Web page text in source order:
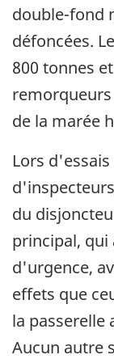
double-fond
défoncées.
800 tonnes
de la marée
Lors
du
principal,
d'urgence,
effets que
la passerelle
Aucun autre